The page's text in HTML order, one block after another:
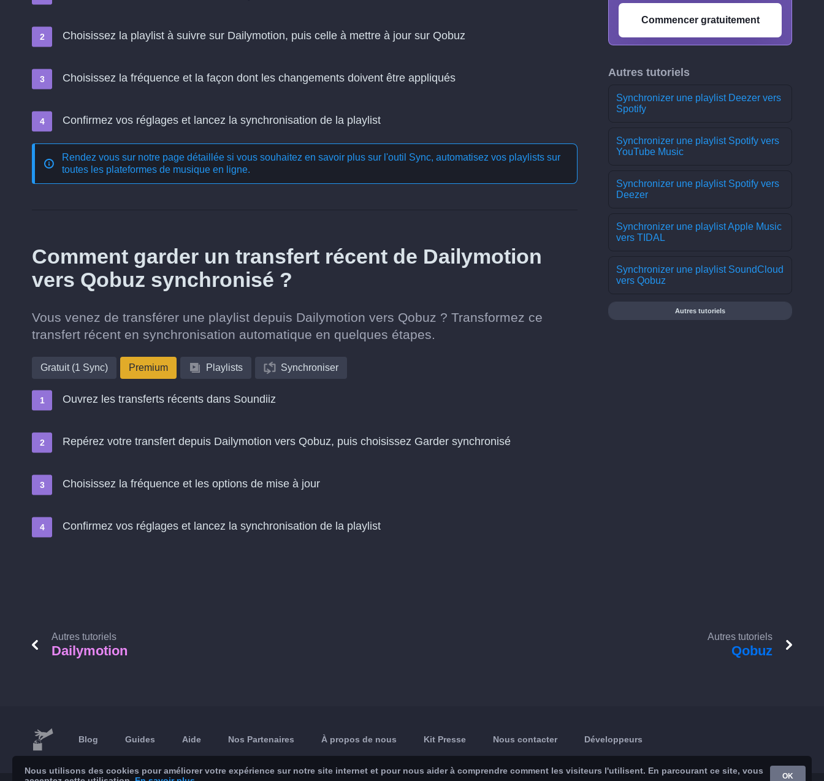
Choisissez la playlist à suivre sur Dailymotion, puis celle à mettre à jour sur Qobuz
Choisissez la fréquence et la façon dont les changements doivent être appliqués
Confirmez vos réglages et lancez la synchronisation de la playlist
Rendez vous sur notre page détaillée si vous souhaitez en savoir plus sur l'outil Sync, automatisez vos playlists sur
toutes les plateformes de musique en ligne.
Comment garder un transfert récent de Dailymotion
vers Qobuz synchronisé ?
Vous venez de transférer une playlist depuis Dailymotion vers Qobuz ? Transformez ce
transfert récent en synchronisation automatique en quelques étapes.
Gratuit (1 Sync) Premium Playlists Synchroniser
Ouvrez les transferts récents dans Soundiiz
Repérez votre transfert depuis Dailymotion vers Qobuz, puis choisissez Garder synchronisé
Choisissez la fréquence et les options de mise à jour
Confirmez vos réglages et lancez la synchronisation de la playlist
Commencer gratuitement
Autres tutoriels
Synchronizer une playlist Deezer vers
Spotify
Synchronizer une playlist Spotify vers
YouTube Music
Synchronizer une playlist Spotify vers
Deezer
Synchronizer une playlist Apple Music
vers TIDAL
Synchronizer une playlist SoundCloud
vers Qobuz
Autres tutoriels
Autres tutoriels
Dailymotion
Autres tutoriels
Qobuz
Blog Guides Aide Nos Partenaires À propos de nous Kit Presse Nous contacter Développeurs
Nous utilisons des cookies pour améliorer votre expérience sur notre site internet et pour nous aider à comprendre comment les visiteurs l'utilisent. En parcourant ce site, vous
OK